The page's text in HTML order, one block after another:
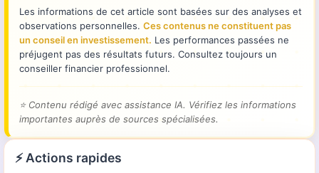
Les informations de cet article sont basées sur des analyses et
observations personnelles. Ces contenus ne constituent pas
un conseil en investissement. Les performances passées ne
préjugent pas des résultats futurs. Consultez toujours un
conseiller financier professionnel.
⭐ Contenu rédigé avec assistance IA. Vérifiez les informations
importantes auprès de sources spécialisées.
⚡ Actions rapides